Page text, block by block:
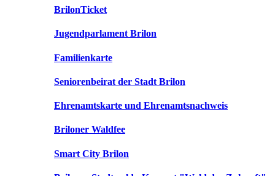
BrilonTicket
Jugendparlament Brilon
Familienkarte
Seniorenbeirat der Stadt Brilon
Ehrenamtskarte und Ehrenamtsnachweis
Briloner Waldfee
Smart City Brilon